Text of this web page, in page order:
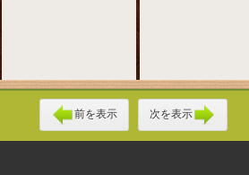
前を表示 次を表示